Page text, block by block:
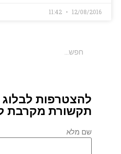
12/08/2016
להצטרפות
תקשורת מקרבת
שם מלא